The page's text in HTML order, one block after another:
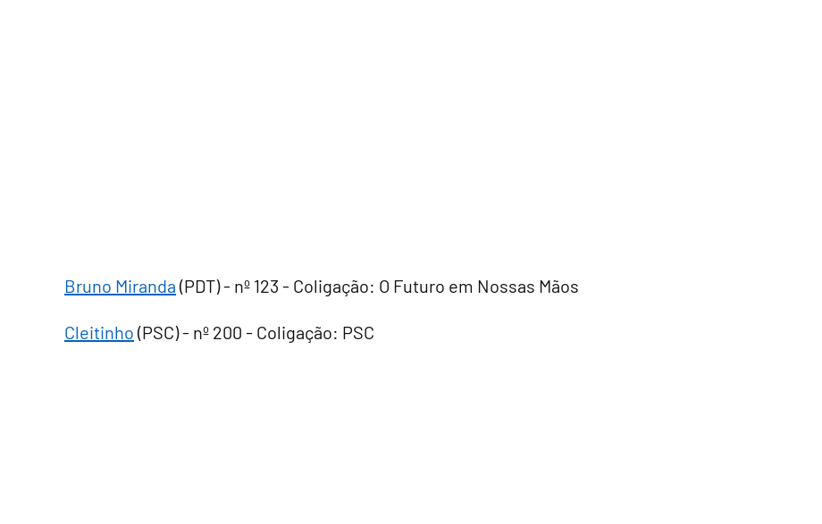
Bruno Miranda (PDT) - nº 123 - Coligação: O Futuro em Nossas Mãos
Cleitinho (PSC) - nº 200 - Coligação: PSC